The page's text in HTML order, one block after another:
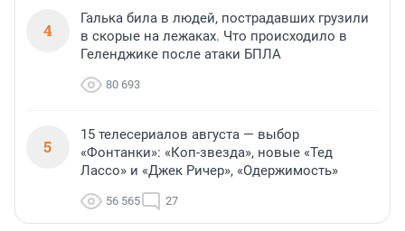
4
Галька била в людей, пострадавших грузили
в скорые на лежаках. Что происходило в
Геленджике после атаки БПЛА
80 693
5
15 телесериалов августа — выбор
«Фонтанки»: «Коп-звезда», новые «Тед
Лассо» и «Джек Ричер», «Одержимость»
56 565 27